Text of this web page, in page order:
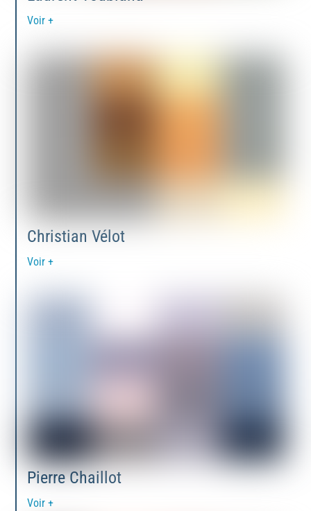
Voir +
Christian Vélot
Voir +
Pierre Chaillot
Voir +